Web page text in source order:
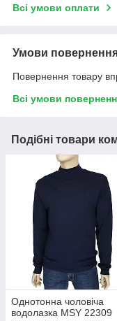
Всі умови оплати
Умови
Повернення товару
Всі умови
Подібні товари
Однотонна чоловіча
водолазка MSY 22309